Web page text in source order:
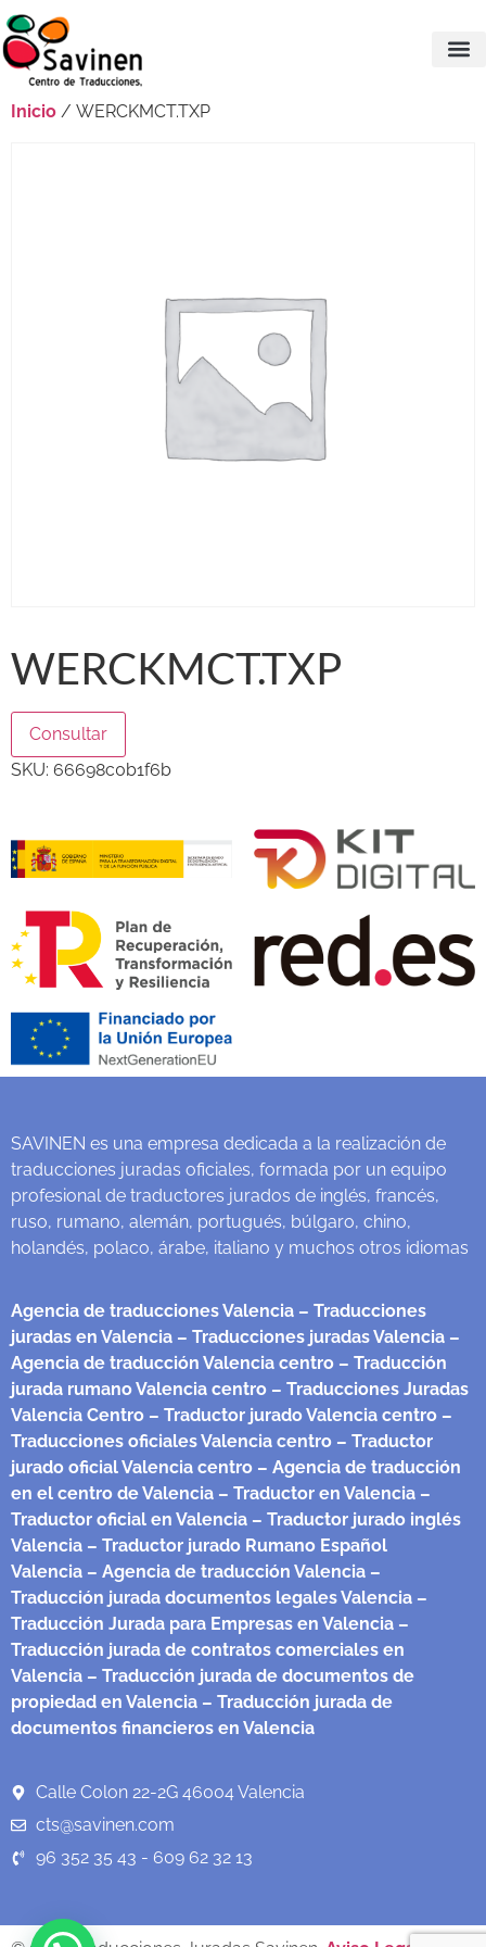
Inicio / WERCKMCT.TXP
WERCKMCT.TXP
Consultar
SKU: 66698c0b1f6b
SAVINEN es una empresa dedicada a la realización de
traducciones juradas oficiales, formada por un equipo
profesional de traductores jurados de inglés, francés,
ruso, rumano, alemán, portugués, búlgaro, chino,
holandés, polaco, árabe, italiano y muchos otros idiomas
Agencia de traducciones Valencia – Traducciones
juradas en Valencia – Traducciones juradas Valencia –
Agencia de traducción Valencia centro – Traducción
jurada rumano Valencia centro – Traducciones Juradas
Valencia Centro – Traductor jurado Valencia centro –
Traducciones oficiales Valencia centro – Traductor
jurado oficial Valencia centro – Agencia de traducción
en el centro de Valencia – Traductor en Valencia –
Traductor oficial en Valencia – Traductor jurado inglés
Valencia – Traductor jurado Rumano Español
Valencia – Agencia de traducción Valencia –
Traducción jurada documentos legales Valencia –
Traducción Jurada para Empresas en Valencia –
Traducción jurada de contratos comerciales en
Valencia – Traducción jurada de documentos de
propiedad en Valencia – Traducción jurada de
documentos financieros en Valencia
Calle Colon 22-2G 46004 Valencia
cts@savinen.com
96 352 35 43 - 609 62 32 13